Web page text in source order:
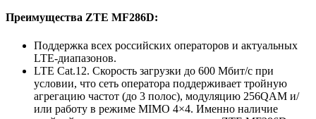
Преимущества ZTE MF286D:
Поддержка всех российских операторов и актуальных
LTE‑диапазонов.
LTE Cat.12. Скорость загрузки до 600 Мбит/с при
условии, что сеть оператора поддерживает тройную
агрегацию частот (до 3 полос), модуляцию 256QAM и/
или работу в режиме MIMO 4×4. Именно наличие